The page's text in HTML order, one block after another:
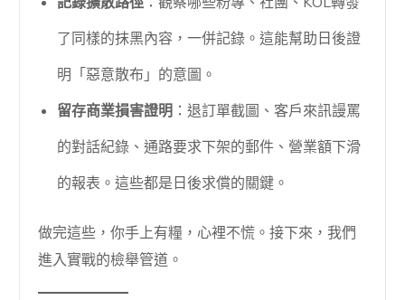
了同樣的抹黑內容，一併記錄。這能幫助日後證
明「惡意散布」的意圖。
留存商業損害證明 ：退訂單截圖、客戶來訊謾罵
的對話紀錄、通路要求下架的郵件、營業額下滑
的報表。這些都是日後求償的關鍵。
做完這些，你手上有糧，心裡不慌。接下來，我們
進入實戰的檢舉管道。